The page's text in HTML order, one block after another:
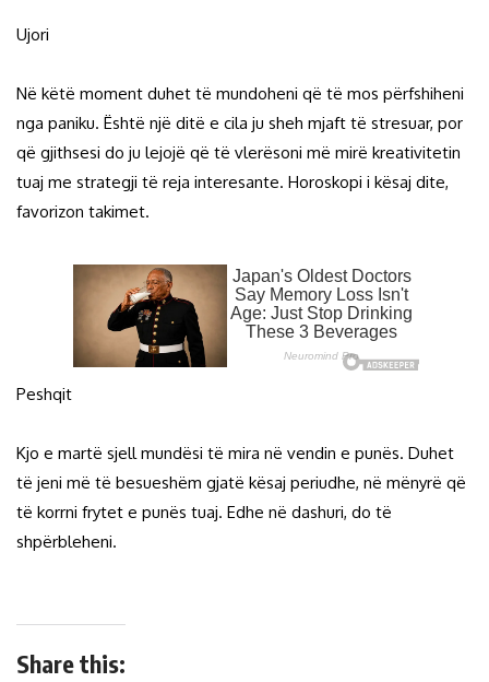
Ujori
Në këtë moment duhet të mundoheni që të mos përfshiheni
nga paniku. Është një ditë e cila ju sheh mjaft të stresuar, por
që gjithsesi do ju lejojë që të vlerësoni më mirë kreativitetin
tuaj me strategji të reja interesante. Horoskopi i kësaj dite,
favorizon takimet.
Peshqit
Kjo e martë sjell mundësi të mira në vendin e punës. Duhet
të jeni më të besueshëm gjatë kësaj periudhe, në mënyrë që
të korrni frytet e punës tuaj. Edhe në dashuri, do të
shpërbleheni.
Share this: